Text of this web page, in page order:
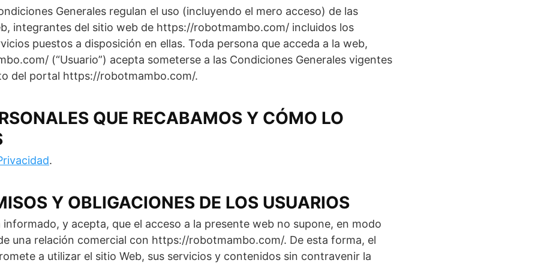
Generales regulan el uso (incluyendo el mero acceso) de las
integrantes del sitio web de https://robotmambo.com/ incluidos los
puestos a disposición en ellas. Toda persona que acceda a la web,
(“Usuario”) acepta someterse a las Condiciones Generales vigentes
del portal https://robotmambo.com/.
QUE RECABAMOS Y CÓMO LO
.
Y OBLIGACIONES DE LOS USUARIOS
informado, y acepta, que el acceso a la presente web no supone, en modo
una relación comercial con https://robotmambo.com/. De esta forma, el
a utilizar el sitio Web, sus servicios y contenidos sin contravenir la